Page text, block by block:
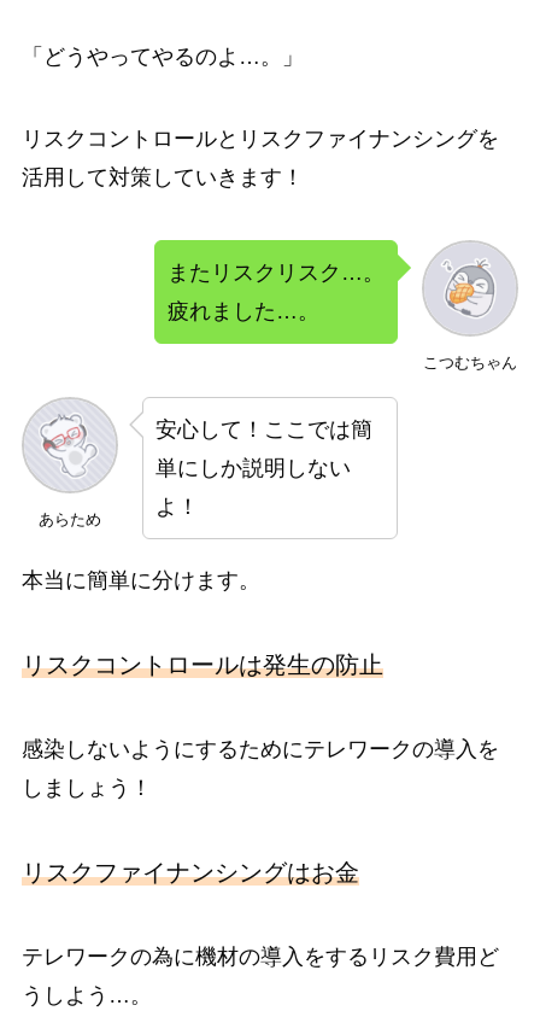
「どうやってやるのよ…。」
リスクコントロールとリスクファイナンシングを
活用して対策していきます！
こつむちゃん
またリスクリスク…。
疲れました…。
あらため
安心して！ここでは簡
単にしか説明しない
よ！
本当に簡単に分けます。
リスクコントロールは発生の防止
感染しないようにするためにテレワークの導入を
しましょう！
リスクファイナンシングはお金
テレワークの為に機材の導入をするリスク費用ど
うしよう…。